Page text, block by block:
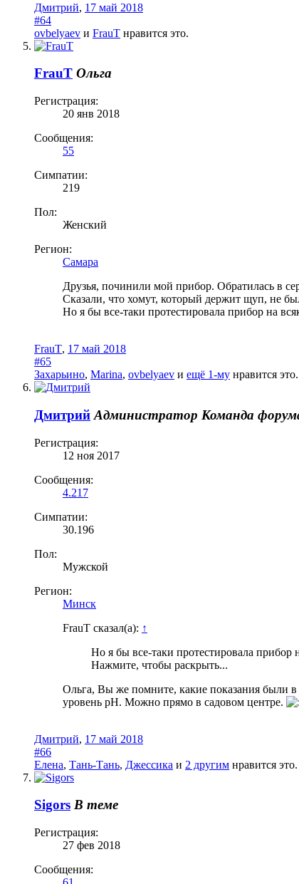
Дмитрий, 17 май 2018
#64
ovbelyaev и FrauT нравится это.
FrauT Ольга
Регистрация:
20 янв 2018
Сообщения:
55
Симпатии:
219
Пол:
Женский
Регион:
Самара
Друзья, починили мой прибор. Обратилась в
Сказали, что хомут, который держит щуп, не
Но я бы все-таки протестировала прибор на
FrauT, 17 май 2018
#65
Захарьино, Marina, ovbelyaev и ещё 1-му нравится это.
Дмитрий Администратор Команда
Регистрация:
12 ноя 2017
Сообщения:
4.217
Симпатии:
30.196
Пол:
Мужской
Регион:
Минск
FrauT сказал(а): ↑
Но я бы все-таки протестировала
Нажмите, чтобы раскрыть...
Ольга, Вы же помните, какие показания были в
уровень pH. Можно прямо в садовом центре.
Дмитрий, 17 май 2018
#66
Елена, Тань-Тань, Джессика и 2 другим нравится это.
Sigors В теме
Регистрация:
27 фев 2018
Сообщения: